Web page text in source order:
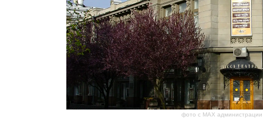
фото с МАХ